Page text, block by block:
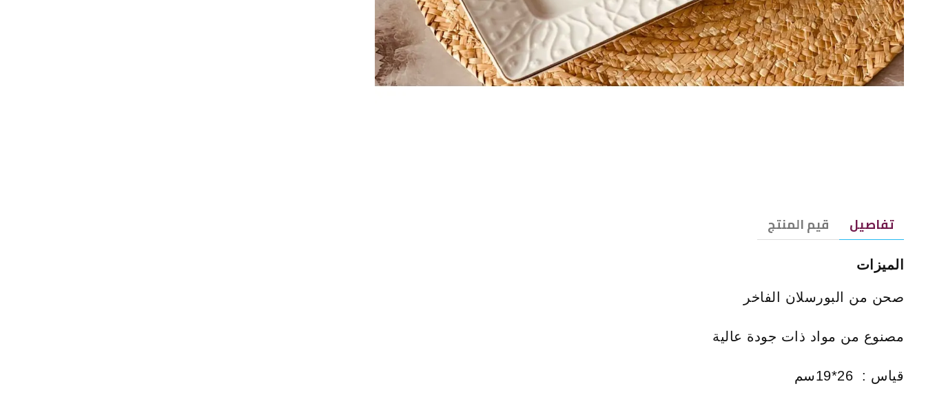
تفاصيل قيم المنتج
الميزات
صحن من البورسلان الفاخر
مصنوع من مواد ذات جودة عالية
قياس : 26*19سم